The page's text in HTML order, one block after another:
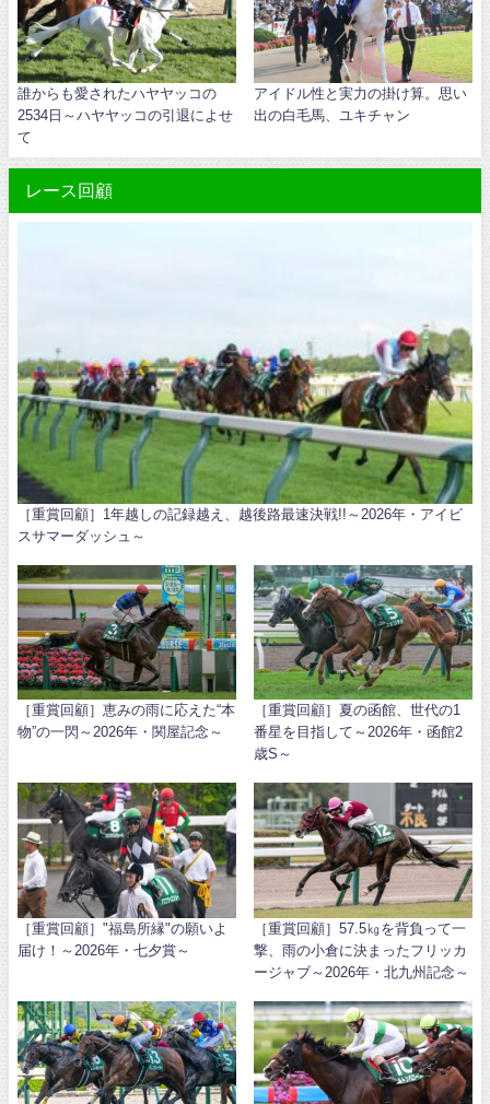
誰からも愛されたハヤヤッコの
2534日～ハヤヤッコの引退によせ
て
アイドル性と実力の掛け算。思い
出の白毛馬、ユキチャン
レース回顧
［重賞回顧］1年越しの記録越え、越後路最速決戦!!～2026年・アイビ
スサマーダッシュ～
［重賞回顧］恵みの雨に応えた“本
物”の一閃～2026年・関屋記念～
［重賞回顧］夏の函館、世代の1
番星を目指して～2026年・函館2
歳S～
［重賞回顧］"福島所縁"の願いよ
届け！～2026年・七夕賞～
［重賞回顧］57.5㎏を背負って一
撃、雨の小倉に決まったフリッカ
ージャブ～2026年・北九州記念～